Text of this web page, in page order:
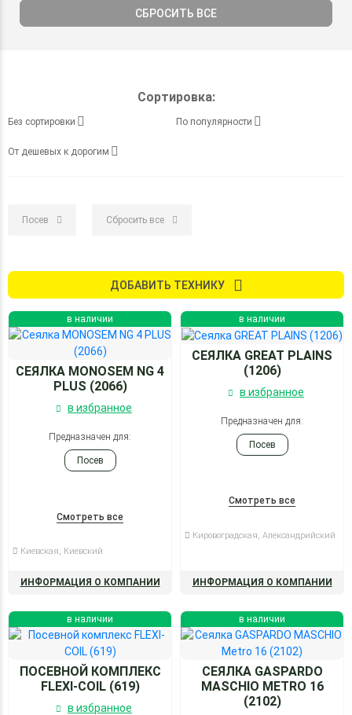
СБРОСИТЬ ВСЕ
Сортировка:
Без сортировки По популярности
От дешевых к дорогим
Посев Сбросить все
ДОБАВИТЬ ТЕХНИКУ
в наличии
СЕЯЛКА MONOSEM NG 4
PLUS (2066)
в избранное
Предназначен для:
Посев
Смотреть все
Киевская, Киевский
ИНФОРМАЦИЯ О КОМПАНИИ
в наличии
СЕЯЛКА GREAT PLAINS
(1206)
в избранное
Предназначен для:
Посев
Смотреть все
Кировоградская, Александрийский
ИНФОРМАЦИЯ О КОМПАНИИ
в наличии
ПОСЕВНОЙ КОМПЛЕКС
FLEXI-COIL (619)
в избранное
в наличии
СЕЯЛКА GASPARDO
MASCHIO METRO 16
(2102)